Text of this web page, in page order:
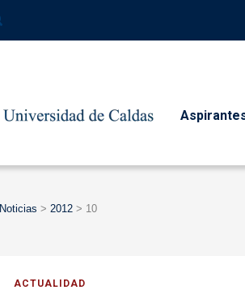
Noticias > 2012 > 10
ACTUALIDAD